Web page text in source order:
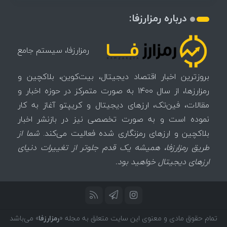
درباره رمزارزفا:
رمزارزفا، سیستم جامع
بروزترین اخبار اقتصاد دیجیتال، بیت‌کوین، بلاکچین و
رمزارزها، از سال 1400 به صورت متمرکز در حوزه اخبار و
مقالات، فین‌تک، ارزهای‌ دیجیتال و کریپتو آغاز به کار
نموده است و به صورت تخصصی نیز در بازنشر اخبار
بلاکچین و ارزهای رمزنگاری شده فعالیت می‌کند.شما از
طریق رمزارزفا، همیشه یک قدم جلوتر از تغییرات دنیای
ارزهای دیجیتال خواهید بود.
تمام حقوق مادی و معنوی این سایت متعلق به مجله «رمزارزفا» می‌باشد